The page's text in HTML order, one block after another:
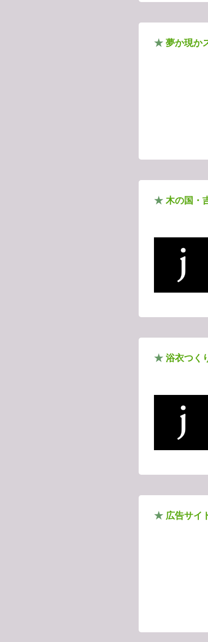
★ 夢か現か
★ 木の国・
★ 浴衣つく
★ 広告サイ